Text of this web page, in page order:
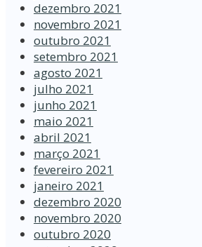
dezembro 2021
novembro 2021
outubro 2021
setembro 2021
agosto 2021
julho 2021
junho 2021
maio 2021
abril 2021
março 2021
fevereiro 2021
janeiro 2021
dezembro 2020
novembro 2020
outubro 2020